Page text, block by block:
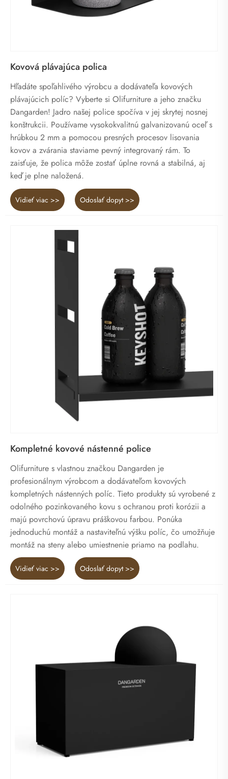
Kovová plávajúca polica
Hľadáte spoľahlivého výrobcu a dodávateľa kovových
plávajúcich políc? Vyberte si Olifurniture a jeho značku
Dangarden! Jadro našej police spočíva v jej skrytej nosnej
konštrukcii. Používame vysokokvalitnú galvanizovanú oceľ s
hrúbkou 2 mm a pomocou presných procesov lisovania
kovov a zvárania staviame pevný integrovaný rám. To
zaisťuje, že polica môže zostať úplne rovná a stabilná, aj
keď je plne naložená.
Vidieť viac >> Odoslať dopyt >>
Kompletné kovové nástenné police
Olifurniture s vlastnou značkou Dangarden je
profesionálnym výrobcom a dodávateľom kovových
kompletných nástenných políc. Tieto produkty sú vyrobené z
odolného pozinkovaného kovu s ochranou proti korózii a
majú povrchovú úpravu práškovou farbou. Ponúka
jednoduchú montáž a nastaviteľnú výšku políc, čo umožňuje
montáž na steny alebo umiestnenie priamo na podlahu.
Vidieť viac >> Odoslať dopyt >>